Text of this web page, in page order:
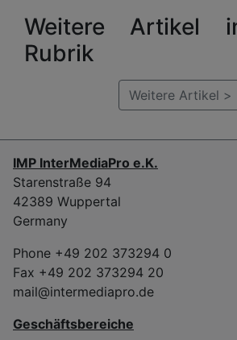
Weitere Artikel
Rubrik
Weitere Artikel >
IMP InterMediaPro e.K.
Starenstraße 94
42389 Wuppertal
Germany
Phone +49 202 373294 0
Fax +49 202 373294 20
mail@intermediapro.de
Geschäftsbereiche